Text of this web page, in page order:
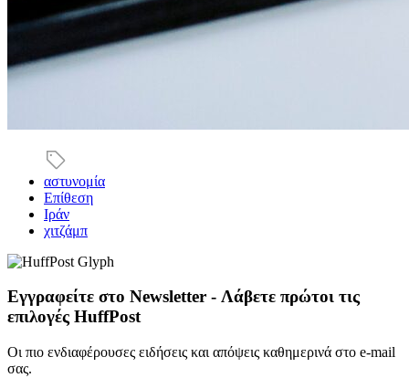
αστυνομία
Επίθεση
Ιράν
χιτζάμπ
Εγγραφείτε στο Newsletter - Λάβετε πρώτοι τις
επιλογές HuffPost
Οι πιο ενδιαφέρουσες ειδήσεις και απόψεις καθημερινά στο e-mail
σας.